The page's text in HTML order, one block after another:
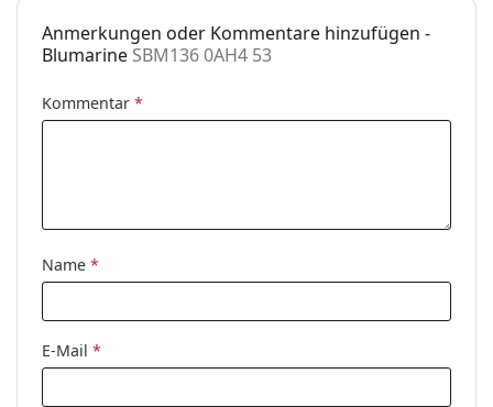
Anmerkungen oder Kommentare hinzufügen -
Blumarine SBM136 0AH4 53
Kommentar *
Name *
E-Mail *